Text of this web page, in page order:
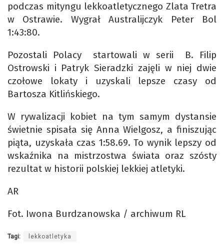
podczas mityngu lekkoatletycznego Zlata Tretra
w Ostrawie. Wygrał Australijczyk Peter Bol
1:43:80.
Pozostali Polacy startowali w serii B. Filip
Ostrowski i Patryk Sieradzki zajęli w niej dwie
czołowe lokaty i uzyskali lepsze czasy od
Bartosza Kitlińskiego.
W rywalizacji kobiet na tym samym dystansie
świetnie spisała się Anna Wielgosz, a finiszując
piąta, uzyskała czas 1:58.69. To wynik lepszy od
wskaźnika na mistrzostwa świata oraz szósty
rezultat w historii polskiej lekkiej atletyki.
AR
Fot. Iwona Burdzanowska / archiwum RL
Tagi: lekkoatletyka